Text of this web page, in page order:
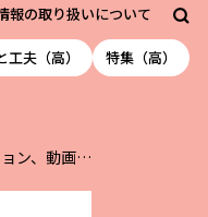
報の取り扱いについて
夫（高） 特集（高）
ョン、動画…